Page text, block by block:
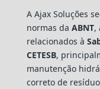
A Ajax Soluções
normas da ABNT,
relacionados à
CETESB,
manutenção
correto de